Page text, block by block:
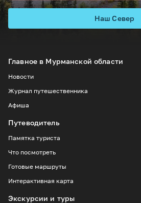
Наш Север
Главное в Мурманской области
Новости
Журнал путешественника
Афиша
Путеводитель
Памятка туриста
Что посмотреть
Готовые маршруты
Интерактивная карта
Экскурсии и туры